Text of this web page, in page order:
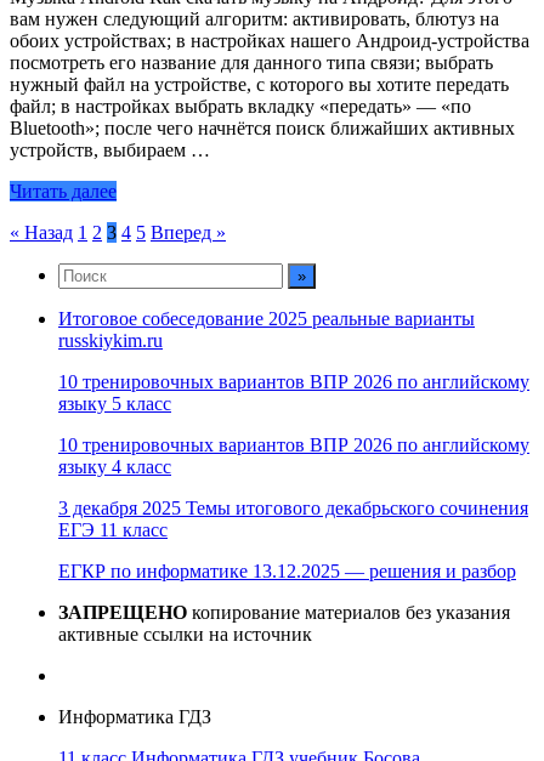
вам нужен следующий алгоритм: активировать, блютуз на
обоих устройствах; в настройках нашего Андроид-устройства
посмотреть его название для данного типа связи; выбрать
нужный файл на устройстве, с которого вы хотите передать
файл; в настройках выбрать вкладку «передать» — «по
Bluetooth»; после чего начнётся поиск ближайших активных
устройств, выбираем …
Читать далее
Пагинация
записей
« Назад 1 2 3 4 5 Вперед »
Итоговое собеседование 2025 реальные варианты
russkiykim.ru
10 тренировочных вариантов ВПР 2026 по английскому
языку 5 класс
10 тренировочных вариантов ВПР 2026 по английскому
языку 4 класс
3 декабря 2025 Темы итогового декабрьского сочинения
ЕГЭ 11 класс
ЕГКР по информатике 13.12.2025 — решения и разбор
ЗАПРЕЩЕНО копирование материалов без указания
активные ссылки на источник
Информатика ГДЗ